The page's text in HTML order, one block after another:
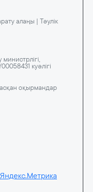
алаңы | Тәулік
куәлігі
оқырмандар